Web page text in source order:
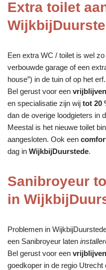
Extra toilet
Een extra WC / toilet is wel
verbouwde garage of een
house”) in de tuin of op het erf.
Bel gerust voor een
en specialisatie zijn wij tot 20
dan de overige loodgieters in
Meestal is het nieuwe toilet
aangesloten. Ook een
dag in WijkbijDuurstede.
Sanibroyeur
in
Problemen in
een Sanibroyeur laten
Bel gerust voor een
goedkoper in de regio